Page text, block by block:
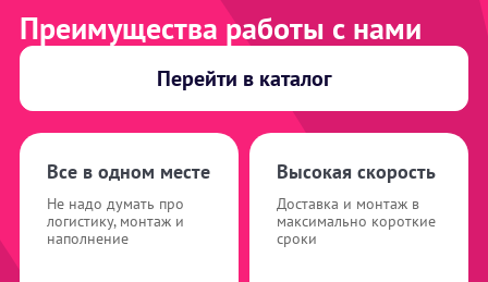
Преимущества работы с нами
Перейти в каталог
Все в одном месте
Не надо думать про
логистику, монтаж и
наполнение
Высокая скорость
Доставка и монтаж в
максимально короткие
сроки